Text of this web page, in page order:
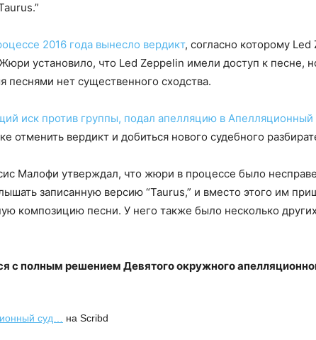
2016 года вынесло вердикт, согласно которому Led
установило, что Led Zeppelin имели доступ к песне,
песнями нет существенного сходства.
иск против группы, подал апелляцию в
отменить вердикт и добиться нового судебного
Малофи утверждал, что жюри в процессе было
записанную версию “Taurus,” и вместо этого им
композицию песни. У него также было несколько
с полным решением Девятого окружного
суд… на Scribd